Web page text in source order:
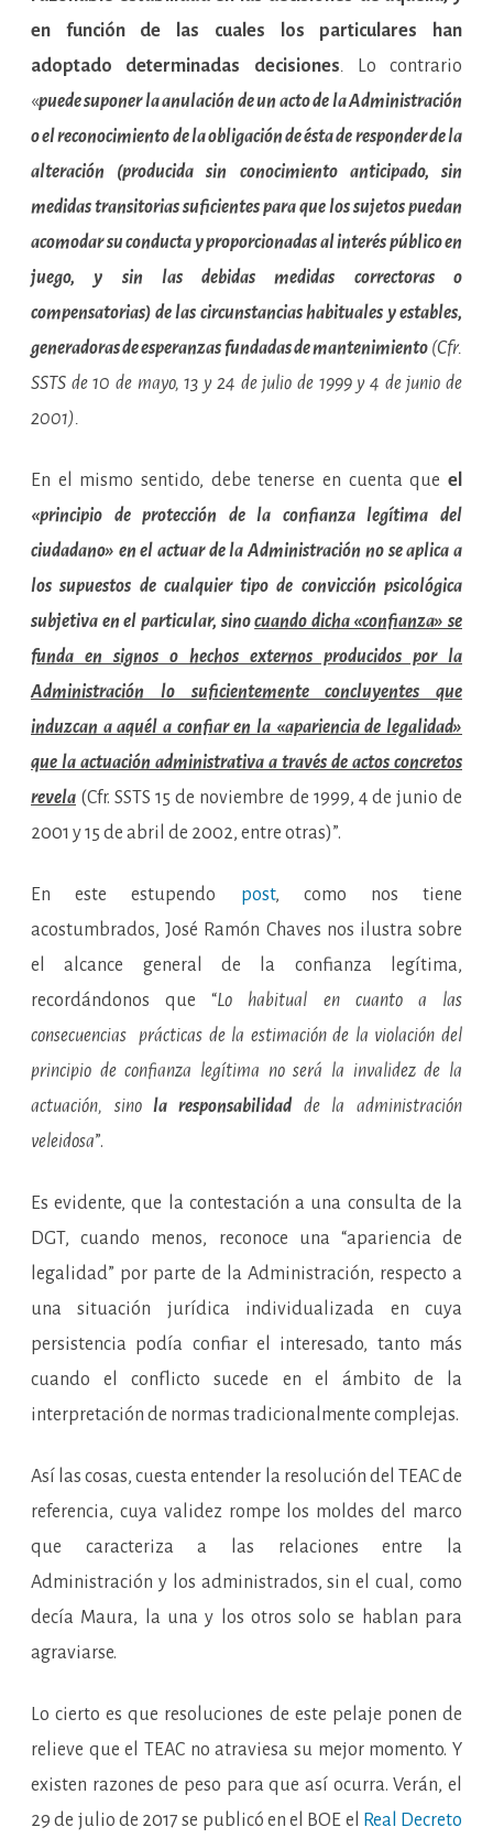
en función de las cuales los particulares han
adoptado determinadas decisiones. Lo contrario
«puede suponer la anulación de un acto de la Administración
o el reconocimiento de la obligación de ésta de responder de la
alteración (producida sin conocimiento anticipado, sin
medidas transitorias suficientes para que los sujetos puedan
acomodar su conducta y proporcionadas al interés público en
juego, y sin las debidas medidas correctoras o
compensatorias) de las circunstancias habituales y estables,
generadoras de esperanzas fundadas de mantenimiento(Cfr.
SSTS de 10 de mayo, 13 y 24 de julio de 1999 y 4 de junio de
2001).
En el mismo sentido, debe tenerse en cuenta que el
«principio de protección de la confianza legítima del
ciudadano» en el actuar de la Administración no se aplica a
los supuestos de cualquier tipo de convicción psicológica
subjetiva en el particular, sinocuando dicha «confianza» se
funda en signos o hechos externos producidos por la
Administración lo suficientemente concluyentes que
induzcan a aquél a confiar en la «apariencia de legalidad»
que la actuación administrativa a través de actos concretos
revela (Cfr. SSTS 15 de noviembre de 1999, 4 de junio de
2001 y 15 de abril de 2002, entre otras)”.
En este estupendo post, como nos tiene
acostumbrados, José Ramón Chaves nos ilustra sobre
el alcance general de la confianza legítima,
recordándonos que “Lo habitual en cuanto a las
consecuencias prácticas de la estimación de la violación del
principio de confianza legítima no será la invalidez de la
actuación, sinola responsabilidad de la administración
veleidosa”.
Es evidente, que la contestación a una consulta de la
DGT, cuando menos, reconoce una “apariencia de
legalidad” por parte de la Administración, respecto a
una situación jurídica individualizada en cuya
persistencia podía confiar el interesado, tanto más
cuando el conflicto sucede en el ámbito de la
interpretación de normas tradicionalmente complejas.
Así las cosas, cuesta entender la resolución del TEAC de
referencia, cuya validez rompe los moldes del marco
que caracteriza a las relaciones entre la
Administración y los administrados, sin el cual, como
decía Maura, la una y los otros solo se hablan para
agraviarse.
Lo cierto es que resoluciones de este pelaje ponen de
relieve que el TEAC no atraviesa su mejor momento. Y
existen razones de peso para que así ocurra. Verán, el
29 de julio de 2017 se publicó en el BOE el
Real Decreto